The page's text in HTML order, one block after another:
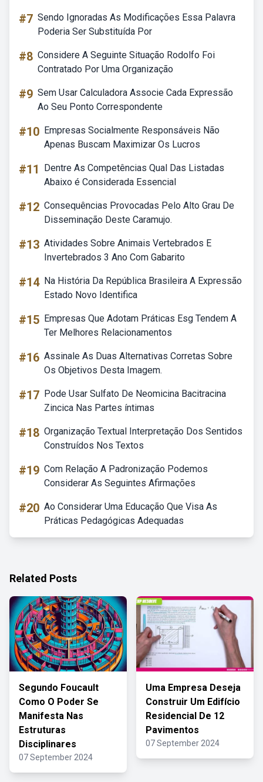
#7 Sendo Ignoradas As Modificações Essa Palavra
Poderia Ser Substituída Por
#8 Considere A Seguinte Situação Rodolfo Foi
Contratado Por Uma Organização
#9 Sem Usar Calculadora Associe Cada Expressão
Ao Seu Ponto Correspondente
#10 Empresas Socialmente Responsáveis Não
Apenas Buscam Maximizar Os Lucros
#11
Dentre As Competências Qual Das Listadas
Abaixo é Considerada Essencial
#12 Consequências Provocadas Pelo Alto Grau De
Disseminação Deste Caramujo.
#13 Atividades Sobre Animais Vertebrados E
Invertebrados 3 Ano Com Gabarito
#14 Na História Da República Brasileira A Expressão
Estado Novo Identifica
#15 Empresas Que Adotam Práticas Esg Tendem A
Ter Melhores Relacionamentos
#16 Assinale As Duas Alternativas Corretas Sobre
Os Objetivos Desta Imagem.
#17 Pode Usar Sulfato De Neomicina Bacitracina
Zincica Nas Partes íntimas
#18 Organização Textual Interpretação Dos Sentidos
Construídos Nos Textos
#19 Com Relação A Padronização Podemos
Considerar As Seguintes Afirmações
#20 Ao Considerar Uma Educação Que Visa As
Práticas Pedagógicas Adequadas
Related Posts
Segundo Foucault
Como O Poder Se
Manifesta Nas
Estruturas
Disciplinares
07 September 2024
Uma Empresa Deseja
Construir Um Edifício
Residencial De 12
Pavimentos
07 September 2024